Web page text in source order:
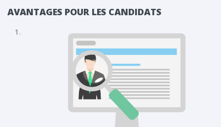
AVANTAGES POUR LES CANDIDATS
1.